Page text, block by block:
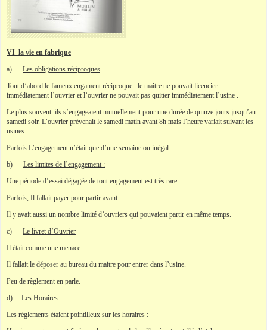
VI la vie en fabrique
a) Les obligations réciproques
Tout d’abord le fameux engament réciproque : le maitre ne pouvait licencier
immédiatement l’ouvrier et l’ouvrier ne pouvait pas quitter immédiatement l’usine .
Le plus souvent ils s’engageaient mutuellement pour une durée de quinze jours jusqu’au
samedi soir. L’ouvrier prévenait le samedi matin avant 8h mais l’heure variait suivant les
usines.
Parfois L’engagement n’était que d’une semaine ou inégal.
b) Les limites de l’engagement :
Une période d’essai dégagée de tout engagement est très rare.
Parfois, Il fallait payer pour partir avant.
Il y avait aussi un nombre limité d’ouvriers qui pouvaient partir en même temps.
c) Le livret d’Ouvrier
Il était comme une menace.
Il fallait le déposer au bureau du maitre pour entrer dans l’usine.
Peu de règlement en parle.
d) Les Horaires :
Les règlements étaient pointilleux sur les horaires :